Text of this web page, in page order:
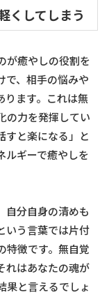
くしてしまう
が癒やしの役割を
で、相手の悩みや
ります。これは無
の力を発揮してい
すと楽になる」と
ルギーで癒やしを
自分自身の清めも
いう言葉では片付
特徴です。無自覚
れはあなたの魂が
果と言えるでしょ